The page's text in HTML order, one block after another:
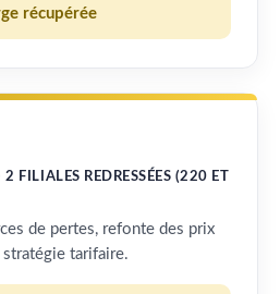
récupérée
FILIALES REDRESSÉES (220 ET
de pertes, refonte des prix
tarifaire.